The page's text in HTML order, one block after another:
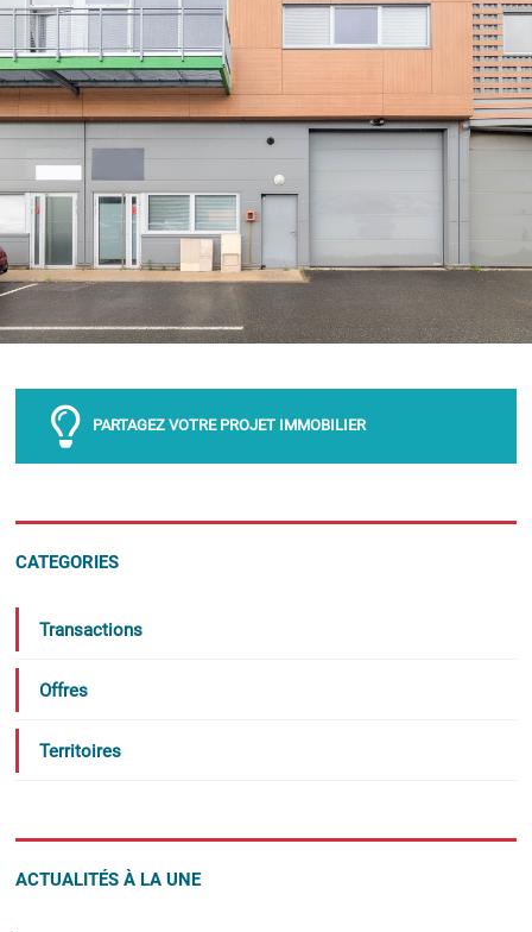
PARTAGEZ VOTRE PROJET IMMOBILIER
CATEGORIES
Transactions
Offres
Territoires
ACTUALITÉS À LA UNE